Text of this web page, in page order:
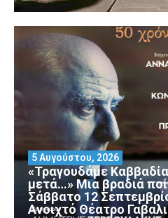
«Τραγουδάμε
μετά…» Μια βραδιά
Σάββατο 12
Ανοιχτό Θέατρο
5 Αυγούστου, 2026